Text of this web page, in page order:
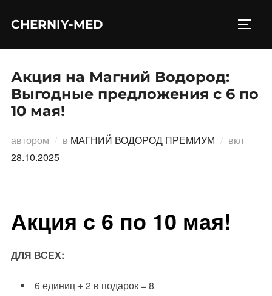
CHERNIY-MED
Акция на Магний Водород:
Выгодные предложения с 6 по
10 мая!
автором в МАГНИЙ ВОДОРОД ПРЕМИУМ вкл
28.10.2025
Акция с 6 по 10 мая!
ДЛЯ ВСЕХ:
6 единиц + 2 в подарок = 8